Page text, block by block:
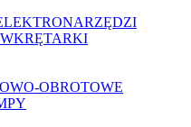
OBROTOWE